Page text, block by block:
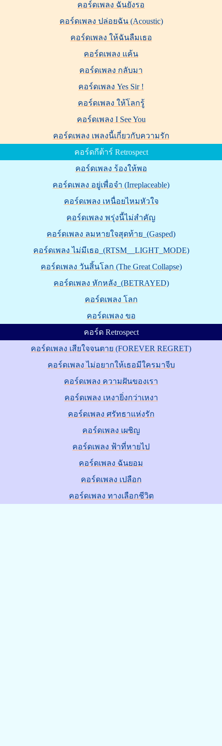
คอร์ดเพลง ฉันยังรอ
คอร์ดเพลง ปล่อยฉัน (Acoustic)
คอร์ดเพลง ให้ฉันลืมเธอ
คอร์ดเพลง แค้น
คอร์ดเพลง กลับมา
คอร์ดเพลง Yes Sir !
คอร์ดเพลง ให้โลกรู้
คอร์ดเพลง I See You
คอร์ดเพลง เพลงนี้เกี่ยวกับความรัก
คอร์ดกีต้าร์ Retrospect
คอร์ดเพลง ร้องให้พอ
คอร์ดเพลง อยู่เพื่อจำ (Irreplaceable)
คอร์ดเพลง เหนื่อยไหมหัวใจ
คอร์ดเพลง พรุ่งนี้ไม่สำคัญ
คอร์ดเพลง ลมหายใจสุดท้าย_(Gasped)
คอร์ดเพลง ไม่มีเธอ_(RTSM__LIGHT_MODE)
คอร์ดเพลง วันสิ้นโลก (The Great Collapse)
คอร์ดเพลง หักหลัง‬_(BETRAYED)
คอร์ดเพลง โลก
คอร์ดเพลง ขอ
คอร์ด Retrospect
คอร์ดเพลง เสียใจจนตาย (FOREVER REGRET)
คอร์ดเพลง ไม่อยากให้เธอมีใครมาจีบ
คอร์ดเพลง ความฝันของเรา
คอร์ดเพลง เหงายิ่งกว่าเหงา
คอร์ดเพลง ศรัทธาแห่งรัก
คอร์ดเพลง เผชิญ
คอร์ดเพลง ฟ้าที่หายไป
คอร์ดเพลง ฉันยอม
คอร์ดเพลง เปลือก
คอร์ดเพลง ทางเลือกชีวิต